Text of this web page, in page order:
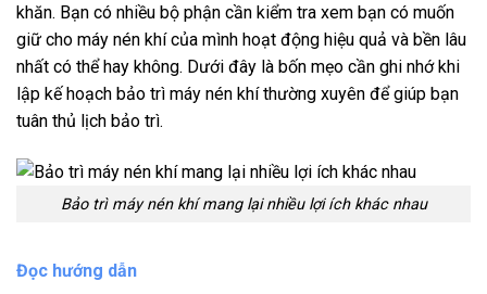
khăn. Bạn có nhiều bộ phận cần kiểm tra xem bạn có muốn
giữ cho máy nén khí của mình hoạt động hiệu quả và bền lâu
nhất có thể hay không. Dưới đây là bốn mẹo cần ghi nhớ khi
lập kế hoạch bảo trì máy nén khí thường xuyên để giúp bạn
tuân thủ lịch bảo trì.
Bảo trì máy nén khí mang lại nhiều lợi ích khác nhau
Đọc hướng dẫn